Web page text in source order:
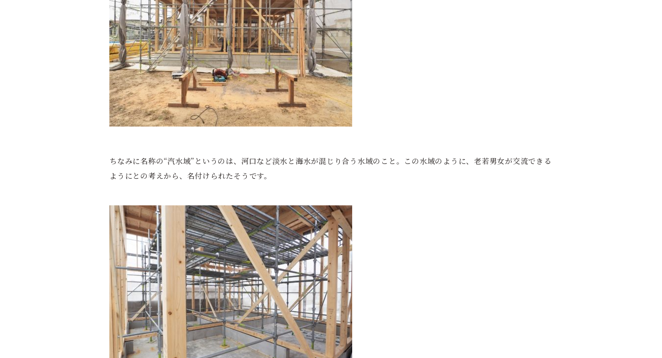
ちなみに名称の“汽水域”というのは、河口など淡水と海水が混じり合う水域のこと。この水域のように、老若男女が交流できる
ようにとの考えから、名付けられたそうです。